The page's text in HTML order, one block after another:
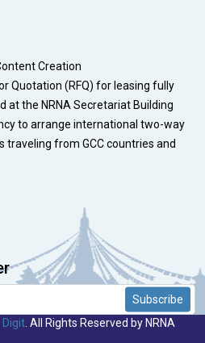
Creation
Quotation (RFQ) for leasing fully
at the NRNA Secretariat Building
to arrange international two-way
traveling from GCC countries and
Subscribe
Digit. All Rights Reserved by NRNA